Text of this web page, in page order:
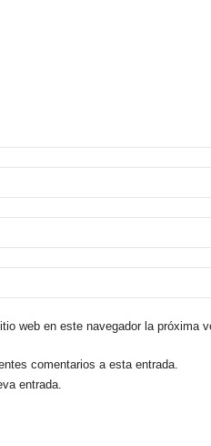
web en este navegador la próxima
comentarios a esta entrada.
entrada.